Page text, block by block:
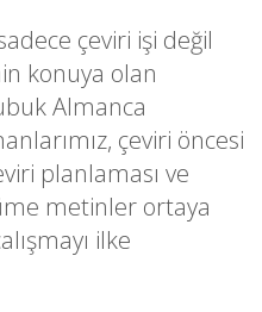
çeviri işi değil
konuya olan
Almanca
çeviri öncesi
planlaması ve
metinler ortaya
ilke